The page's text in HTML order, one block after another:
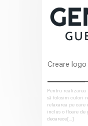
Creare logo
Pentru realizarea
să folosim culori
relaxarea pe care
inclus o floare de
deoarece[...]